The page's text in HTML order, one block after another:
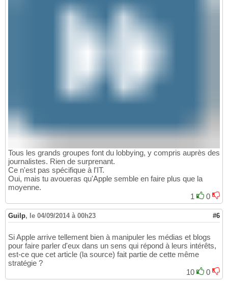
Tous les grands groupes font du lobbying, y compris auprès des
journalistes. Rien de surprenant.
Ce n'est pas spécifique à l'IT.
Oui, mais tu avoueras qu'Apple semble en faire plus que la
moyenne.
1
0
Guilp, le 04/09/2014 à 00h23 #6
Si Apple arrive tellement bien à manipuler les médias et blogs
pour faire parler d'eux dans un sens qui répond à leurs intérêts,
est-ce que cet article (la source) fait partie de cette même
stratégie ?
10
0